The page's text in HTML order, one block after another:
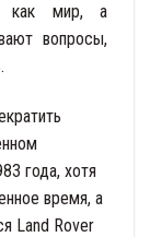
как мир, а
вопросы,
года, хотя
время, а
Land Rover